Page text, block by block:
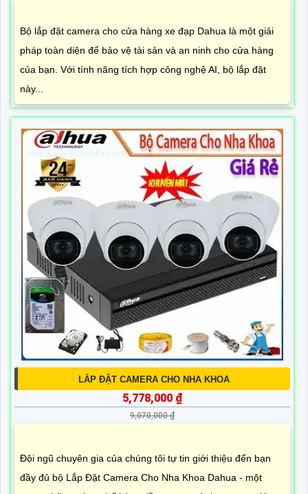
Bộ lắp đặt camera cho cửa hàng xe đạp Dahua là một giải
pháp toàn diện để bảo vệ tài sản và an ninh cho cửa hàng
của bạn. Với tính năng tích hợp công nghệ AI, bộ lắp đặt
này...
LẮP ĐẶT CAMERA CHO NHA KHOA
5,778,000 ₫
9,070,000 ₫
Đội ngũ chuyên gia của chúng tôi tự tin giới thiệu đến bạn
đầy đủ bộ Lắp Đặt Camera Cho Nha Khoa Dahua - một